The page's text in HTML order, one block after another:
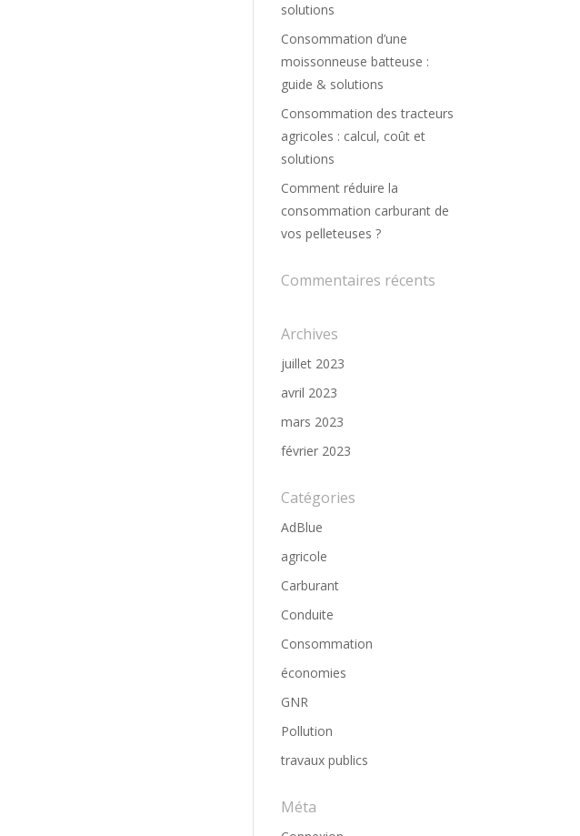
solutions
Consommation d’une
moissonneuse batteuse :
guide & solutions
Consommation des tracteurs
agricoles : calcul, coût et
solutions
Comment réduire la
consommation carburant de
vos pelleteuses ?
Commentaires récents
Archives
juillet 2023
avril 2023
mars 2023
février 2023
Catégories
AdBlue
agricole
Carburant
Conduite
Consommation
économies
GNR
Pollution
travaux publics
Méta